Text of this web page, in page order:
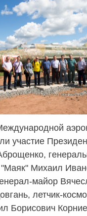
участие
Михаил
майор
летчик-
Борисович